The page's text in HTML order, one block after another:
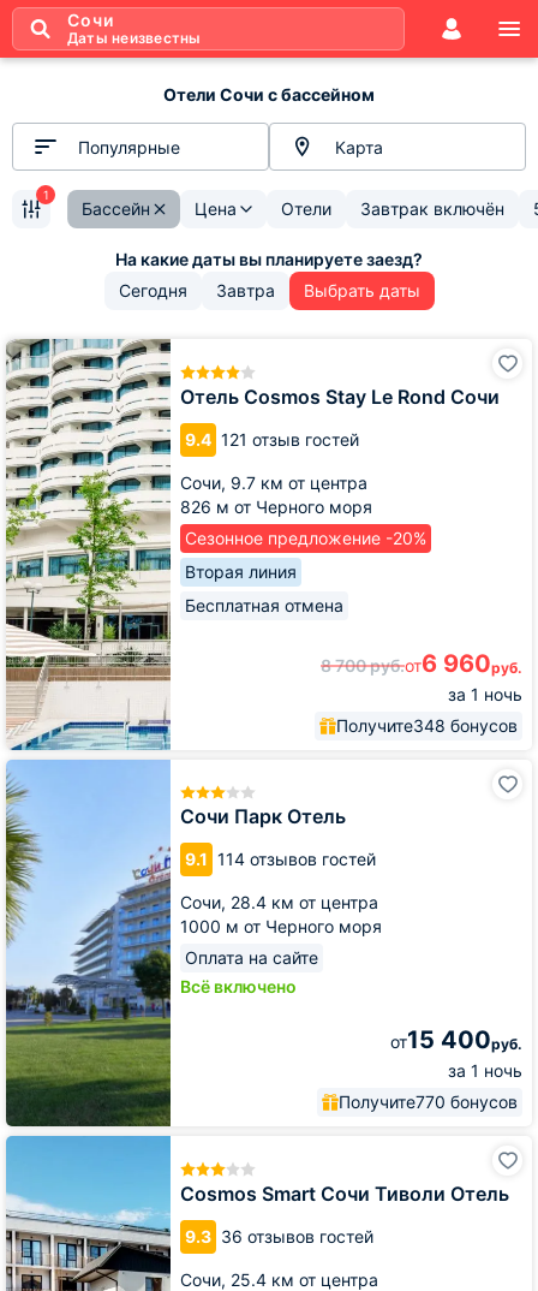
Сочи
Даты неизвестны
Отели Сочи с бассейном
Популярные Карта
Бассейн Цена Отели Завтрак включён
1
Сегодня Завтра Выбрать даты
Отель Cosmos Stay Le Rond Сочи
9.4 121 отзыв гостей
Сочи, 9.7 км от центра
826 м от Черного моря
Сезонное предложение -20%
Вторая линия
Бесплатная отмена
8 700руб.от6 960руб.
за 1 ночь
Получите348 бонусов
Отель
Cosmos
Stay
Le
Rond
Сочи
Сочи Парк Отель
9.1 114 отзывов гостей
Сочи, 28.4 км от центра
1000 м от Черного моря
Оплата на сайте
Всё включено
от15 400руб.
за 1 ночь
Получите770 бонусов
Сочи
Парк
Отель
Cosmos Smart Сочи Тиволи Отель
9.3 36 отзывов гостей
Сочи, 25.4 км от центра
Cosmos
Сочи
Тиволи
Отель